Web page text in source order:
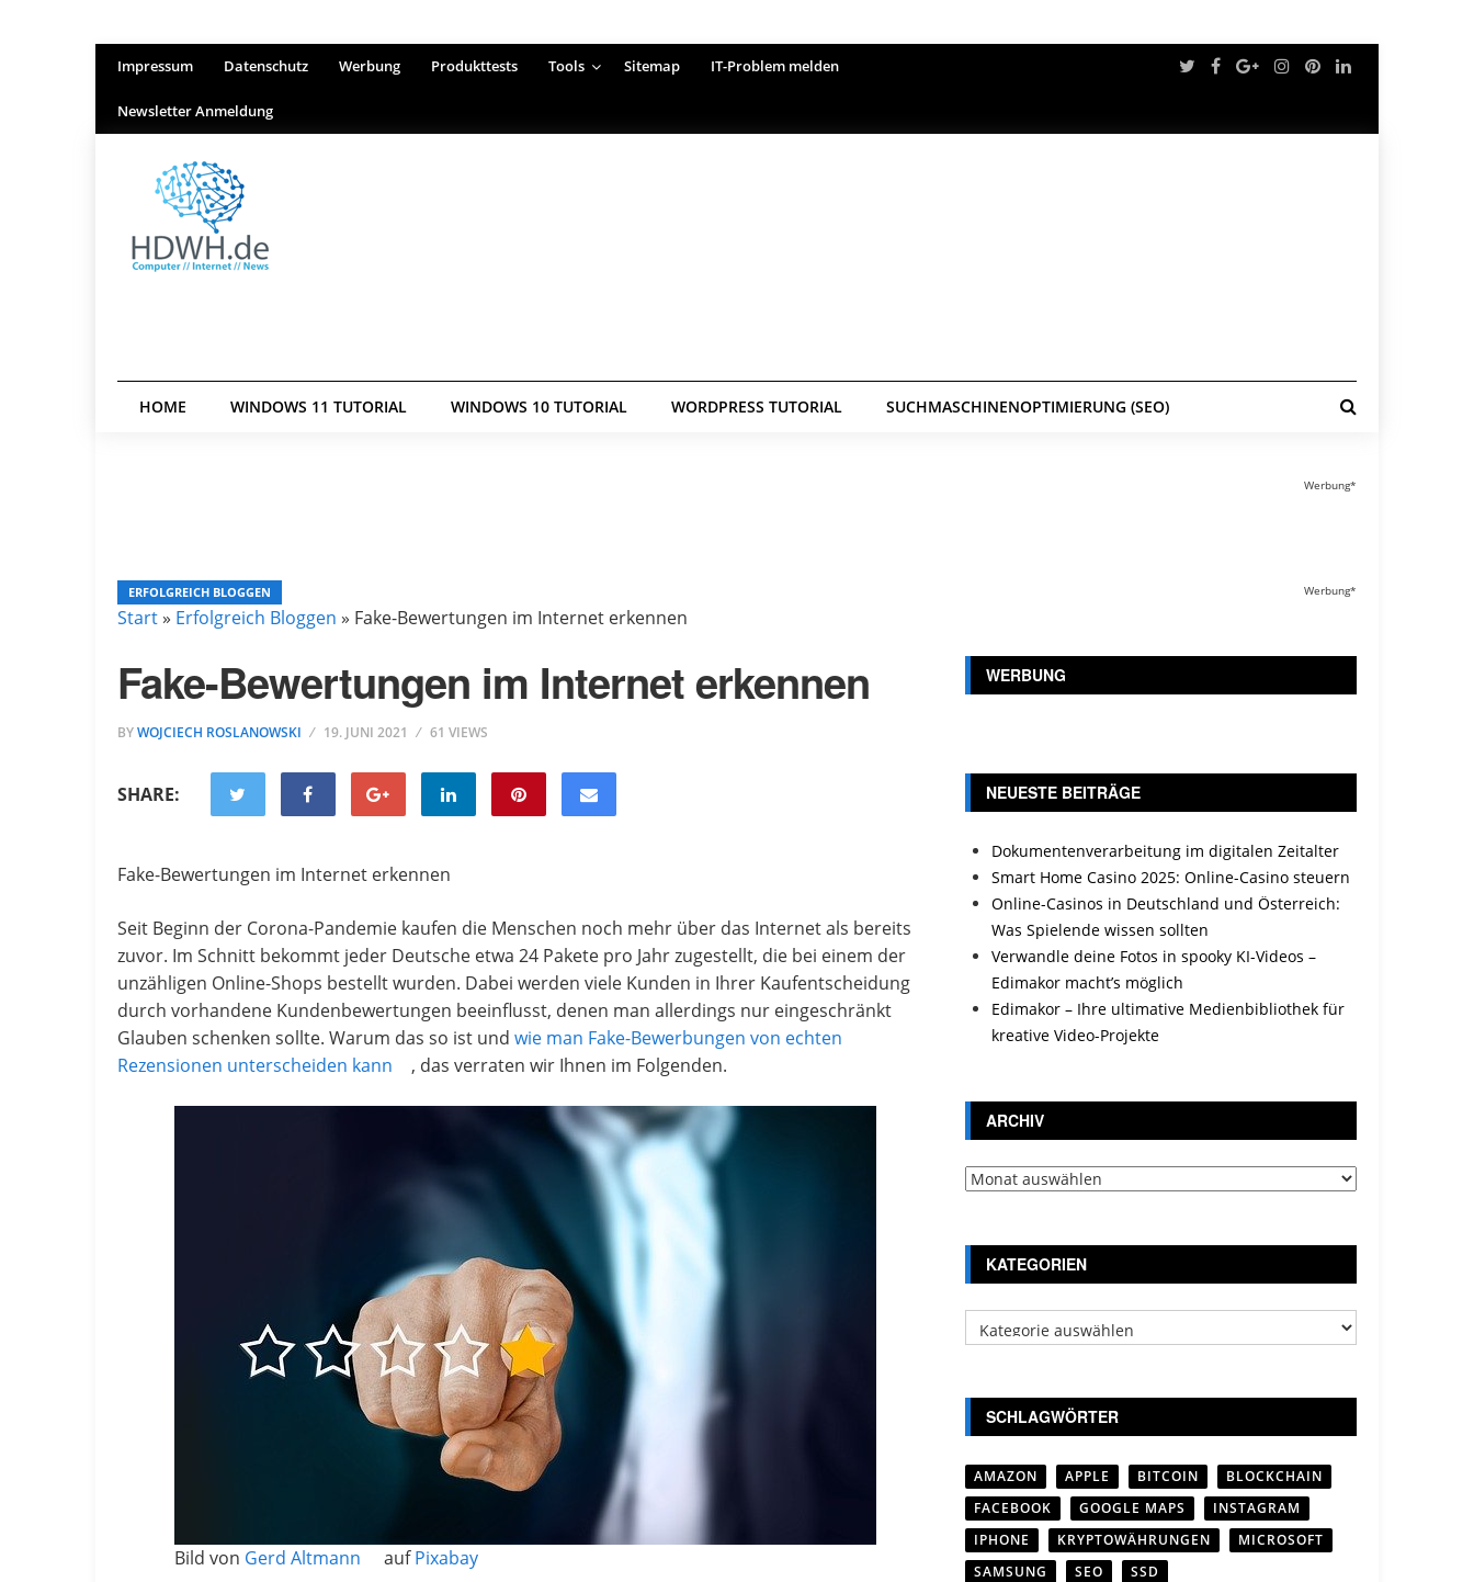
Impressum Datenschutz Werbung Produkttests Tools Sitemap IT-Problem melden
Newsletter Anmeldung
HOME WINDOWS 11 TUTORIAL WINDOWS 10 TUTORIAL WORDPRESS TUTORIAL SUCHMASCHINENOPTIMIERUNG (SEO)
Werbung*
ERFOLGREICH BLOGGEN
Start» Erfolgreich Bloggen » Fake-Bewertungen im Internet erkennen
Fake-Bewertungen im Internet erkennen
BYWOJCIECH ROSLANOWSKI 19. JUNI 2021 61 VIEWS
SHARE:
Fake-Bewertungen im Internet erkennen
Seit Beginn der Corona-Pandemie kaufen die Menschen noch mehr über das Internet als bereits
zuvor. Im Schnitt bekommt jeder Deutsche etwa 24 Pakete pro Jahr zugestellt, die bei einem der
unzähligen Online-Shops bestellt wurden. Dabei werden viele Kunden in Ihrer Kaufentscheidung
durch vorhandene Kundenbewertungen beeinflusst, denen man allerdings nur eingeschränkt
Glauben schenken sollte. Warum das so ist und wie man Fake-Bewerbungen von echten
Rezensionen unterscheiden kann
, das verraten wir Ihnen im Folgenden.
Bild von Gerd Altmann aufPixabay
Werbung*
WERBUNG
NEUESTE BEITRÄGE
Dokumentenverarbeitung im digitalen Zeitalter
Smart Home Casino 2025: Online-Casino steuern
Online-Casinos in Deutschland und Österreich:
Was Spielende wissen sollten
Verwandle deine Fotos in spooky KI-Videos –
Edimakor macht’s möglich
Edimakor – Ihre ultimative Medienbibliothek für
kreative Video-Projekte
ARCHIV
Archiv
KATEGORIEN
Kategorien
SCHLAGWÖRTER
AMAZON APPLE BITCOIN
BLOCKCHAIN
FACEBOOK
GOOGLE MAPS
INSTAGRAM
IPHONE
KRYPTOWÄHRUNGEN
MICROSOFT
SAMSUNG
SEO
SSD